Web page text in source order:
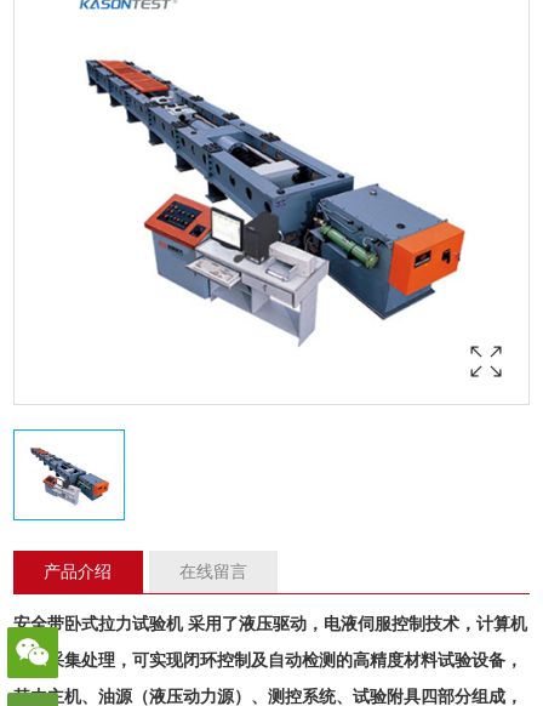
产品介绍 在线留言
安全带卧式拉力试验机采用了液压驱动，电液伺服控制技术，计算机
数据采集处理，可实现闭环控制及自动检测的高精度材料试验设备，
其由主机、油源（液压动力源）、测控系统、试验附具四部分组成，